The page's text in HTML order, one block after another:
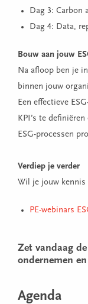
Dag 3: Carbon
Dag 4: Data,
Bouw aan jouw
Na afloop ben je
binnen jouw
Een effectieve
KPI’s te
ESG-processen
Verdiep je verder
Wil je jouw kennis
PE-webinars
Zet vandaag
ondernemen
Agenda